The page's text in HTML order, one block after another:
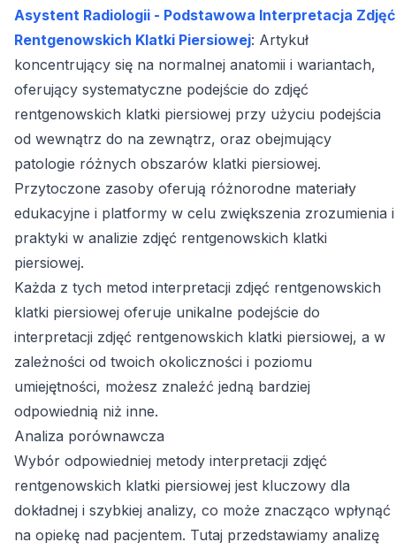
Asystent Radiologii - Podstawowa Interpretacja Zdjęć
Rentgenowskich Klatki Piersiowej: Artykuł
koncentrujący się na normalnej anatomii i wariantach,
oferujący systematyczne podejście do zdjęć
rentgenowskich klatki piersiowej przy użyciu podejścia
od wewnątrz do na zewnątrz, oraz obejmujący
patologie różnych obszarów klatki piersiowej.
Przytoczone zasoby oferują różnorodne materiały
edukacyjne i platformy w celu zwiększenia zrozumienia i
praktyki w analizie zdjęć rentgenowskich klatki
piersiowej.
Każda z tych metod interpretacji zdjęć rentgenowskich
klatki piersiowej oferuje unikalne podejście do
interpretacji zdjęć rentgenowskich klatki piersiowej, a w
zależności od twoich okoliczności i poziomu
umiejętności, możesz znaleźć jedną bardziej
odpowiednią niż inne.
Analiza porównawcza
Wybór odpowiedniej metody interpretacji zdjęć
rentgenowskich klatki piersiowej jest kluczowy dla
dokładnej i szybkiej analizy, co może znacząco wpłynąć
na opiekę nad pacjentem. Tutaj przedstawiamy analizę